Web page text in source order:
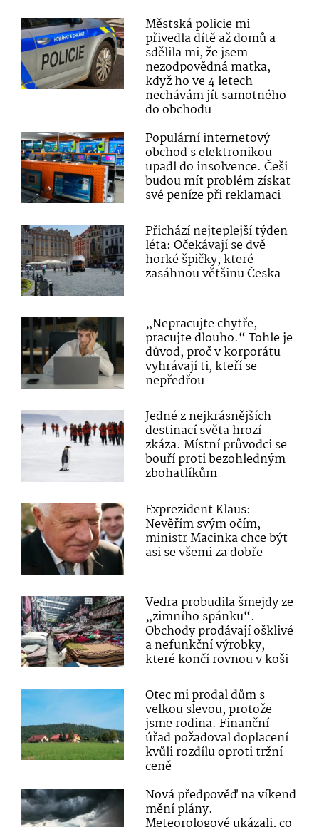
Městská policie mi
přivedla dítě až domů a
sdělila mi, že jsem
nezodpovědná matka,
když ho ve 4 letech
nechávám jít samotného
do obchodu
Populární internetový
obchod s elektronikou
upadl do insolvence. Češi
budou mít problém získat
své peníze při reklamaci
Přichází nejteplejší týden
léta: Očekávají se dvě
horké špičky, které
zasáhnou většinu Česka
„Nepracujte chytře,
pracujte dlouho.“ Tohle je
důvod, proč v korporátu
vyhrávají ti, kteří se
nepředřou
Jedné z nejkrásnějších
destinací světa hrozí
zkáza. Místní průvodci se
bouří proti bezohledným
zbohatlíkům
Exprezident Klaus:
Nevěřím svým očím,
ministr Macinka chce být
asi se všemi za dobře
Vedra probudila šmejdy ze
„zimního spánku“.
Obchody prodávají ošklivé
a nefunkční výrobky,
které končí rovnou v koši
Otec mi prodal dům s
velkou slevou, protože
jsme rodina. Finanční
úřad požadoval doplacení
kvůli rozdílu oproti tržní
ceně
Nová předpověď na víkend
mění plány.